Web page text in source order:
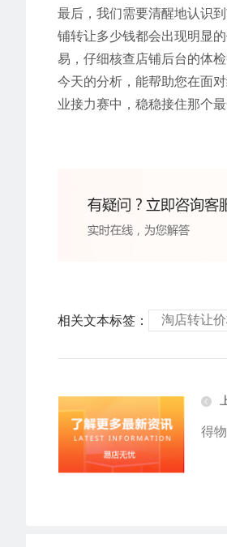
最后，我们需要清醒地认识
铺转让多少钱都会出现明显
易，仔细核查店铺后台的体
今天的分析，能帮助您在面
业接力赛中，稳稳接住那个最
相关文本标签： 淘店转让
得